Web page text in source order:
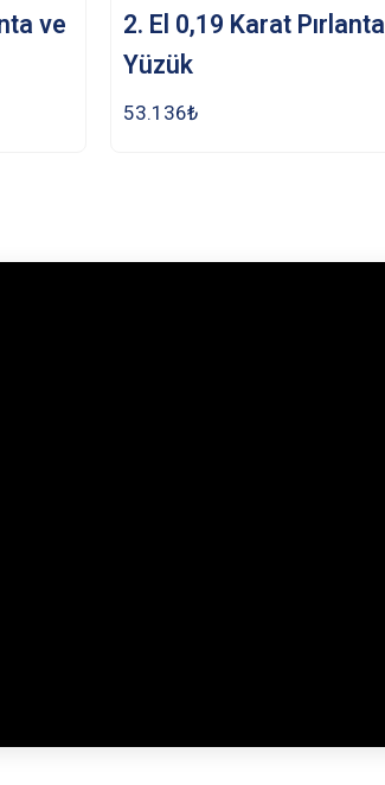
ve
2. El 0,19 Karat Pırlanta
Yüzük
53.136₺